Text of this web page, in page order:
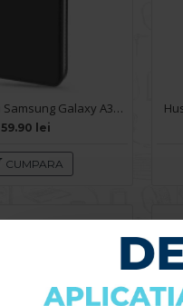
Husa pentru Samsung Galaxy A34 5G - Carte X-Power Negru
59.90 lei
CUMPARA